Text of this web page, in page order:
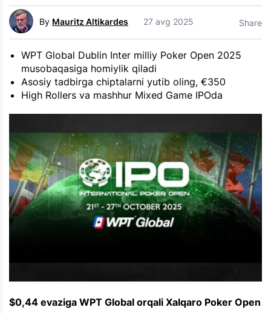
By Mauritz Altikardes 27 avg 2025 Share
WPT Global Dublin Inter milliy Poker Open 2025
musobaqasiga homiylik qiladi
Asosiy tadbirga chiptalarni yutib oling, €350
High Rollers va mashhur Mixed Game IPOda
$0,44 evaziga WPT Global orqali Xalqaro Poker Open